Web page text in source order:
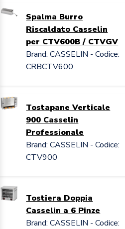
Spalma Burro
Riscaldato Casselin
per CTV600B / CTVGV
Brand: CASSELIN - Codice:
CRBCTV600
Tostapane Verticale
900 Casselin
Professionale
Brand: CASSELIN - Codice:
CTV900
Tostiera Doppia
Casselin a 6 Pinze
Brand: CASSELIN - Codice: